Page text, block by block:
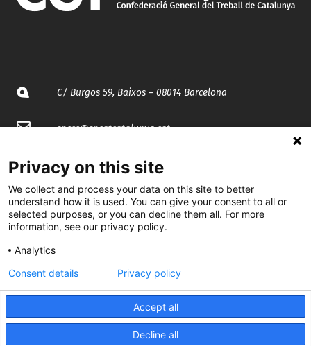
C/ Burgos 59, Baixos – 08014 Barcelona
spccc@spcgtcatalunya.cat
935 120 481
@CGTCatalunya
cgtcatalunya
CGTCatalunya
Privacy on this site
We collect and process your data on this site to better
understand how it is used. You can give your consent to all or
selected purposes, or you can decline them all. For more
information, see our privacy policy.
Analytics
Accept all
Decline all
Consent details Privacy policy